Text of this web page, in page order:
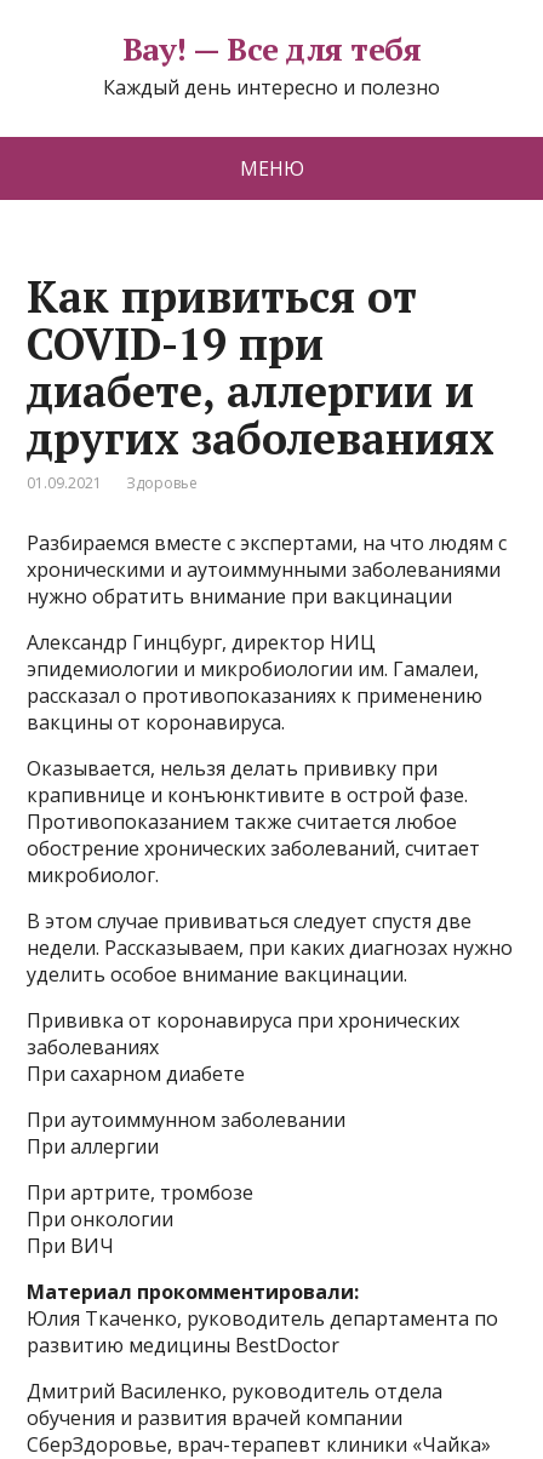
Вау! — Все для тебя
Каждый день интересно и полезно
МЕНЮ
Как привиться от
COVID-19 при
диабете, аллергии и
других заболеваниях
01.09.2021 Здоровье
Разбираемся вместе с экспертами, на что людям с
хроническими и аутоиммунными заболеваниями
нужно обратить внимание при вакцинации
Александр Гинцбург, директор НИЦ
эпидемиологии и микробиологии им. Гамалеи,
рассказал о противопоказаниях к применению
вакцины от коронавируса.
Оказывается, нельзя делать прививку при
крапивнице и конъюнктивите в острой фазе.
Противопоказанием также считается любое
обострение хронических заболеваний, считает
микробиолог.
В этом случае прививаться следует спустя две
недели. Рассказываем, при каких диагнозах нужно
уделить особое внимание вакцинации.
Прививка от коронавируса при хронических
заболеваниях
При сахарном диабете
При аутоиммунном заболевании
При аллергии
При артрите, тромбозе
При онкологии
При ВИЧ
Материал прокомментировали:
Юлия Ткаченко, руководитель департамента по
развитию медицины BestDoctor
Дмитрий Василенко, руководитель отдела
обучения и развития врачей компании
СберЗдоровье, врач-терапевт клиники «Чайка»